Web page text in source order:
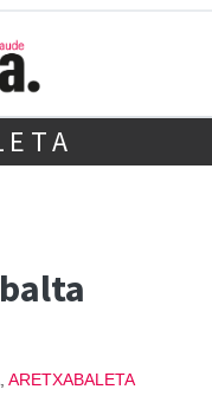
ARETXABALETA